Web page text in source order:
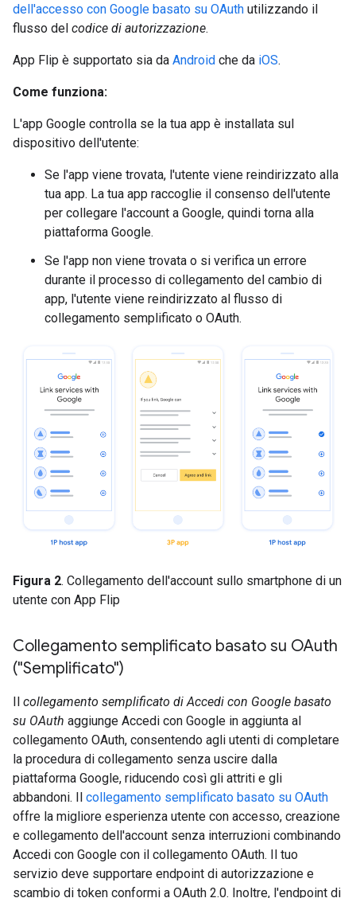
dell'accesso con Google basato su OAuth utilizzando il
flusso del codice di autorizzazione.
App Flip è supportato sia da Android che da iOS.
Come funziona:
L'app Google controlla se la tua app è installata sul
dispositivo dell'utente:
Se l'app viene trovata, l'utente viene reindirizzato alla
tua app. La tua app raccoglie il consenso dell'utente
per collegare l'account a Google, quindi torna alla
piattaforma Google.
Se l'app non viene trovata o si verifica un errore
durante il processo di collegamento del cambio di
app, l'utente viene reindirizzato al flusso di
collegamento semplificato o OAuth.
Figura 2. Collegamento dell'account sullo smartphone di un
utente con App Flip
Collegamento semplificato basato su OAuth
("Semplificato")
collegamento semplificato di Accedi con Google basato
su OAuth aggiunge Accedi con Google in aggiunta al
collegamento OAuth, consentendo agli utenti di completare
la procedura di collegamento senza uscire dalla
piattaforma Google, riducendo così gli attriti e gli
abbandoni. Il collegamento semplificato basato su OAuth
offre la migliore esperienza utente con accesso, creazione
e collegamento dell'account senza interruzioni combinando
Accedi con Google con il collegamento OAuth. Il tuo
servizio deve supportare endpoint di autorizzazione e
scambio di token conformi a OAuth 2.0. Inoltre, l'endpoint di